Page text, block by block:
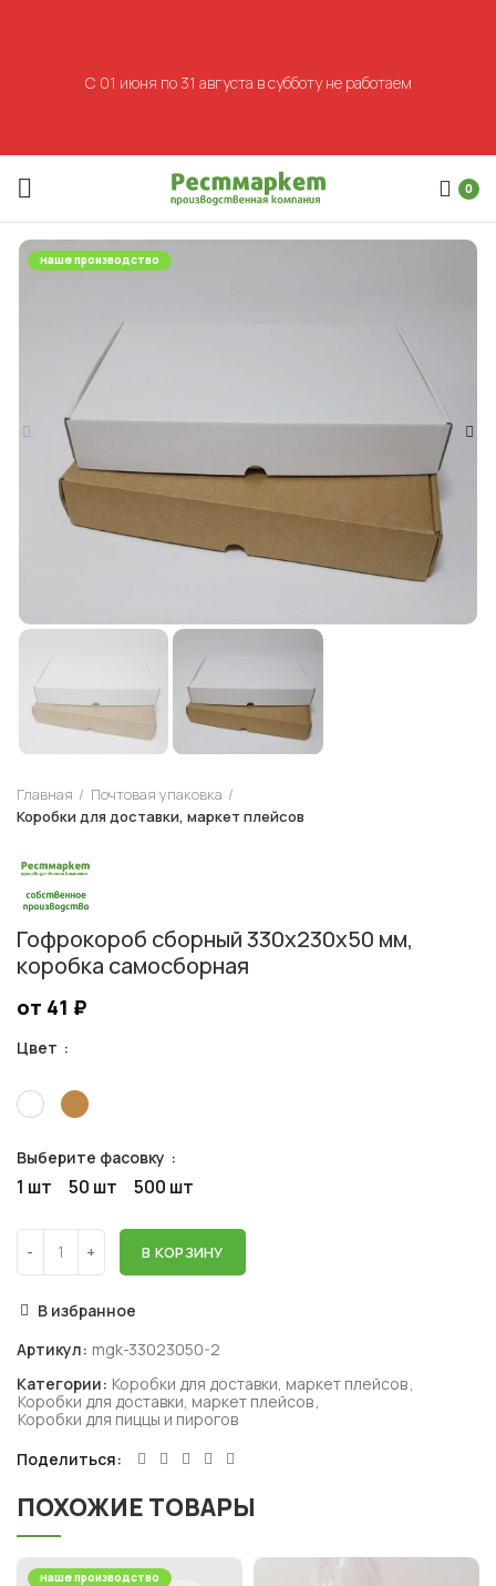
0
наше производство
Главная
Почтовая упаковка
Коробки для доставки, маркет плейсов
Гофрокороб сборный 330х230х50 мм,
коробка самосборная
от 41 ₽
Цвет
Выберите фасовку
1 шт 50 шт 500 шт
В КОРЗИНУ
В избранное
Артикул: mgk-33023050-2
Категории: Коробки для доставки, маркет плейсов
Коробки для доставки, маркет плейсов
Коробки для пиццы и пирогов
Поделиться
ПОХОЖИЕ ТОВАРЫ
наше производство
С 01 июня по 31 августа в субботу не работаем